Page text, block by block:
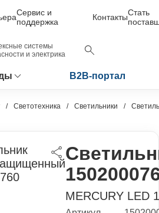
Сервис и
поддержка
КонтактыСтать
системы
и электрика
B2B-портал
Светотехника Светильники
MERCURY LED